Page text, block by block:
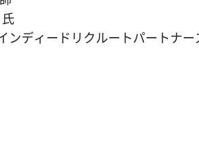
ディードリクルートパートナー